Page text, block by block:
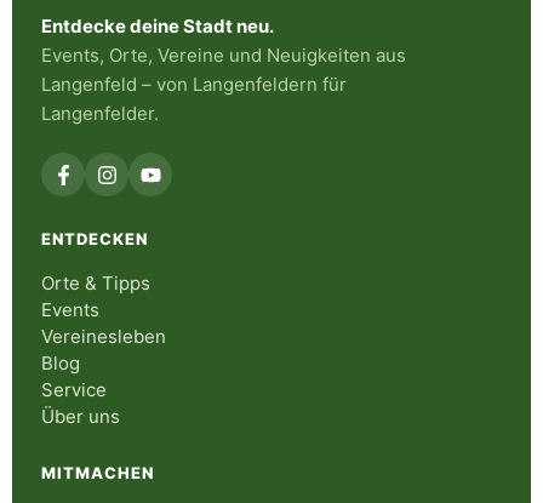
Entdecke deine Stadt neu.
Events, Orte, Vereine und Neuigkeiten aus
Langenfeld – von Langenfeldern für
Langenfelder.
ENTDECKEN
Orte & Tipps
Events
Vereinesleben
Blog
Service
Über uns
MITMACHEN